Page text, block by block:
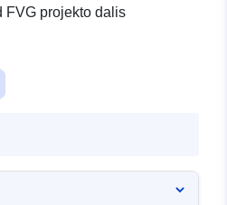
FVG projekto dalis